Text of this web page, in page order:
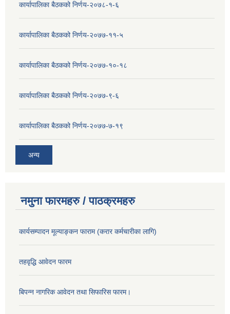
कार्यापालिका बैठकको निर्णय-२०७८-१-६
कार्यापालिका बैठकको निर्णय-२०७७-११-५
कार्यापालिका बैठकको निर्णय-२०७७-१०-१८
कार्यापालिका बैठकको निर्णय-२०७७-९-६
कार्यापालिका बैठकको निर्णय-२०७७-७-१९
अन्य
नमुना फारमहरु / पाठक्रमहरु
कार्यसम्पादन मूल्याङ्कन फाराम (करार कर्मचारीका लागि)
तहवृद्धि आवेदन फारम
बिपन्‍न नागरिक आवेदन तथा सिफारिस फारम।